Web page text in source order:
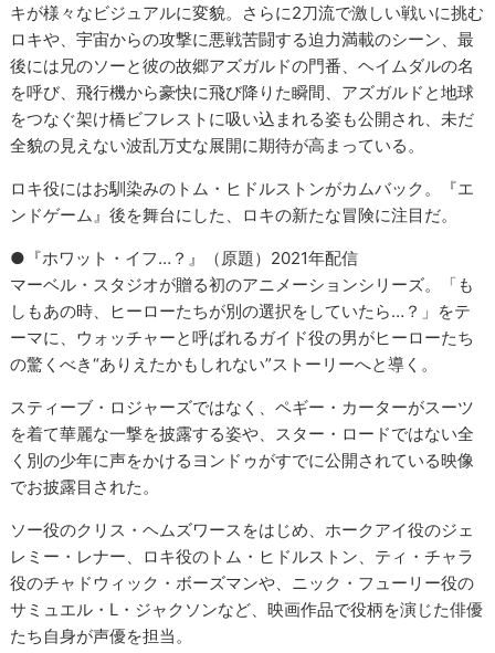
キが様々なビジュアルに変貌。さらに2刀流で激しい戦いに挑む
ロキや、宇宙からの攻撃に悪戦苦闘する迫力満載のシーン、最
後には兄のソーと彼の故郷アズガルドの門番、ヘイムダルの名
を呼び、飛行機から豪快に飛び降りた瞬間、アズガルドと地球
をつなぐ架け橋ビフレストに吸い込まれる姿も公開され、未だ
全貌の見えない波乱万丈な展開に期待が高まっている。
ロキ役にはお馴染みのトム・ヒドルストンがカムバック。『エ
ンドゲーム』後を舞台にした、ロキの新たな冒険に注目だ。
●『ホワット・イフ…？』（原題）2021年配信
マーベル・スタジオが贈る初のアニメーションシリーズ。「も
しもあの時、ヒーローたちが別の選択をしていたら…？」をテ
ーマに、ウォッチャーと呼ばれるガイド役の男がヒーローたち
の驚くべき“ありえたかもしれない”ストーリーへと導く。
スティーブ・ロジャーズではなく、ペギー・カーターがスーツ
を着て華麗な一撃を披露する姿や、スター・ロードではない全
く別の少年に声をかけるヨンドゥがすでに公開されている映像
でお披露目された。
ソー役のクリス・ヘムズワースをはじめ、ホークアイ役のジェ
レミー・レナー、ロキ役のトム・ヒドルストン、ティ・チャラ
役のチャドウィック・ボーズマンや、ニック・フューリー役の
サミュエル・L・ジャクソンなど、映画作品で役柄を演じた俳優
たち自身が声優を担当。